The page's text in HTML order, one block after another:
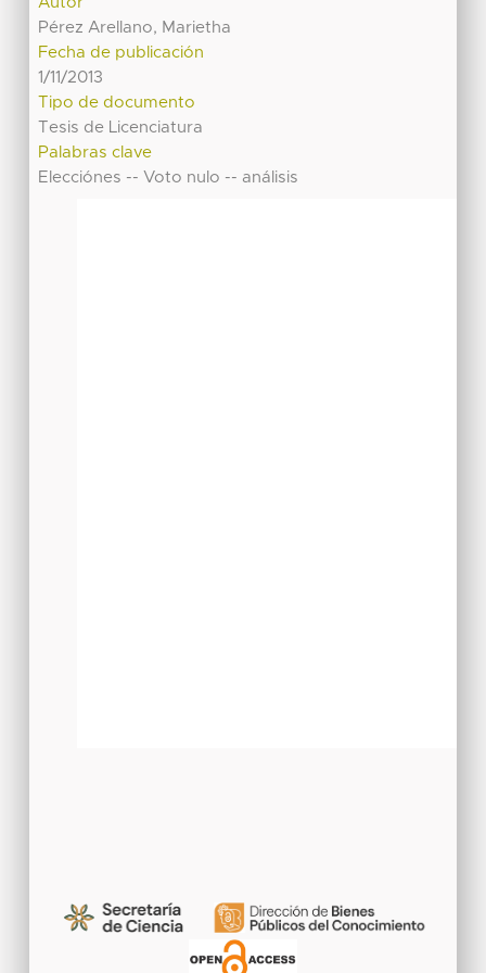
Pérez Arellano, Marietha
Fecha de publicación
1/11/2013
Tipo de documento
Tesis de Licenciatura
Palabras clave
Elecciónes -- Voto nulo -- análisis